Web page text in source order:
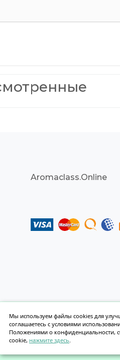
Aromaclass.Online
Мы используем файлы cookies для
соглашаетесь с условиями
Положениями о конфиденциальности,
cookie, нажмите здесь.